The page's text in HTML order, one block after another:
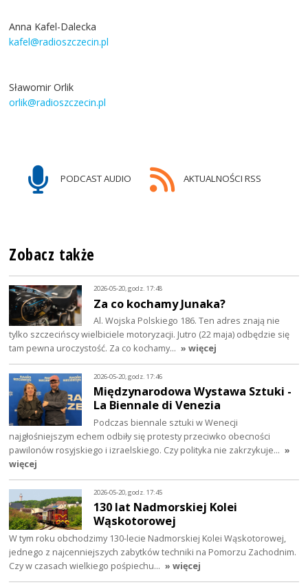
Anna Kafel-Dalecka
kafel@radioszczecin.pl
Sławomir Orlik
orlik@radioszczecin.pl
PODCAST AUDIO AKTUALNOŚCI RSS
Zobacz także
2026-05-20, godz. 17:48
Za co kochamy Junaka?
Al. Wojska Polskiego 186. Ten adres znają nie
tylko szczecińscy wielbiciele motoryzacji. Jutro (22 maja) odbędzie się
tam pewna uroczystość. Za co kochamy… » więcej
2026-05-20, godz. 17:46
Międzynarodowa Wystawa Sztuki -
La Biennale di Venezia
Podczas biennale sztuki w Wenecji
najgłośniejszym echem odbiły się protesty przeciwko obecności
pawilonów rosyjskiego i izraelskiego. Czy polityka nie zakrzykuje… »
więcej
2026-05-20, godz. 17:45
130 lat Nadmorskiej Kolei
Wąskotorowej
W tym roku obchodzimy 130-lecie Nadmorskiej Kolei Wąskotorowej,
jednego z najcenniejszych zabytków techniki na Pomorzu Zachodnim.
Czy w czasach wielkiego pośpiechu… » więcej